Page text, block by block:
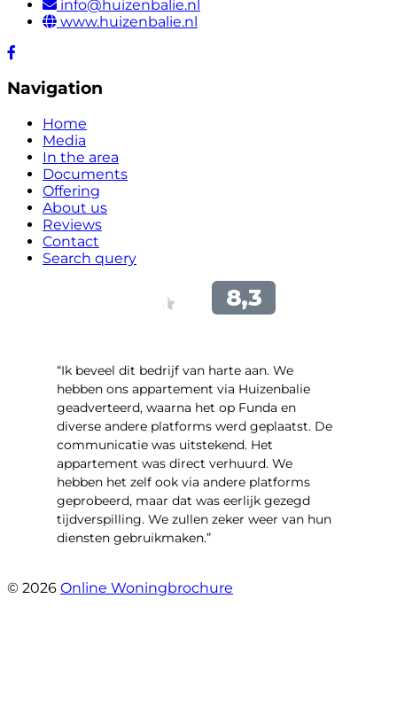
info@huizenbalie.nl
www.huizenbalie.nl
Navigation
Home
Media
In the area
Documents
Offering
About us
Reviews
Contact
Search query
“Ik beveel dit bedrijf van harte aan. We
hebben ons appartement via Huizenbalie
geadverteerd, waarna het op Funda en
diverse andere platforms werd geplaatst. De
communicatie was uitstekend. Het
appartement was direct verhuurd. We
hebben het zelf ook via andere platforms
geprobeerd, maar dat was eerlijk gezegd
tijdverspilling. We zullen zeker weer van hun
diensten gebruikmaken.”
© 2026 Online Woningbrochure